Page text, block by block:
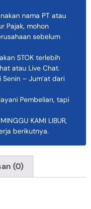
nama PT atau
Pajak, mohon
sebelum
STOK terlebih
atau Live Chat.
– Jum’at dari
Pembelian, tapi
KAMI LIBUR,
berikutnya.
(0)